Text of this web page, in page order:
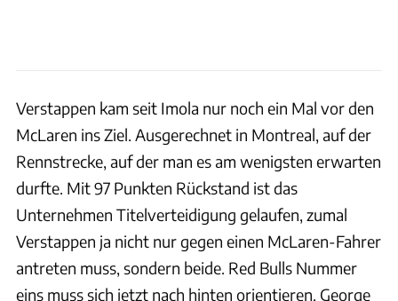
Verstappen kam seit Imola nur noch ein Mal vor den
McLaren ins Ziel. Ausgerechnet in Montreal, auf der
Rennstrecke, auf der man es am wenigsten erwarten
durfte. Mit 97 Punkten Rückstand ist das
Unternehmen Titelverteidigung gelaufen, zumal
Verstappen ja nicht nur gegen einen McLaren-Fahrer
antreten muss, sondern beide. Red Bulls Nummer
eins muss sich jetzt nach hinten orientieren. George